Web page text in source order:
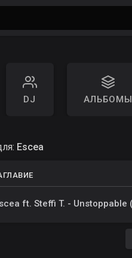
DJ АЛЬБОМЫ
Escea